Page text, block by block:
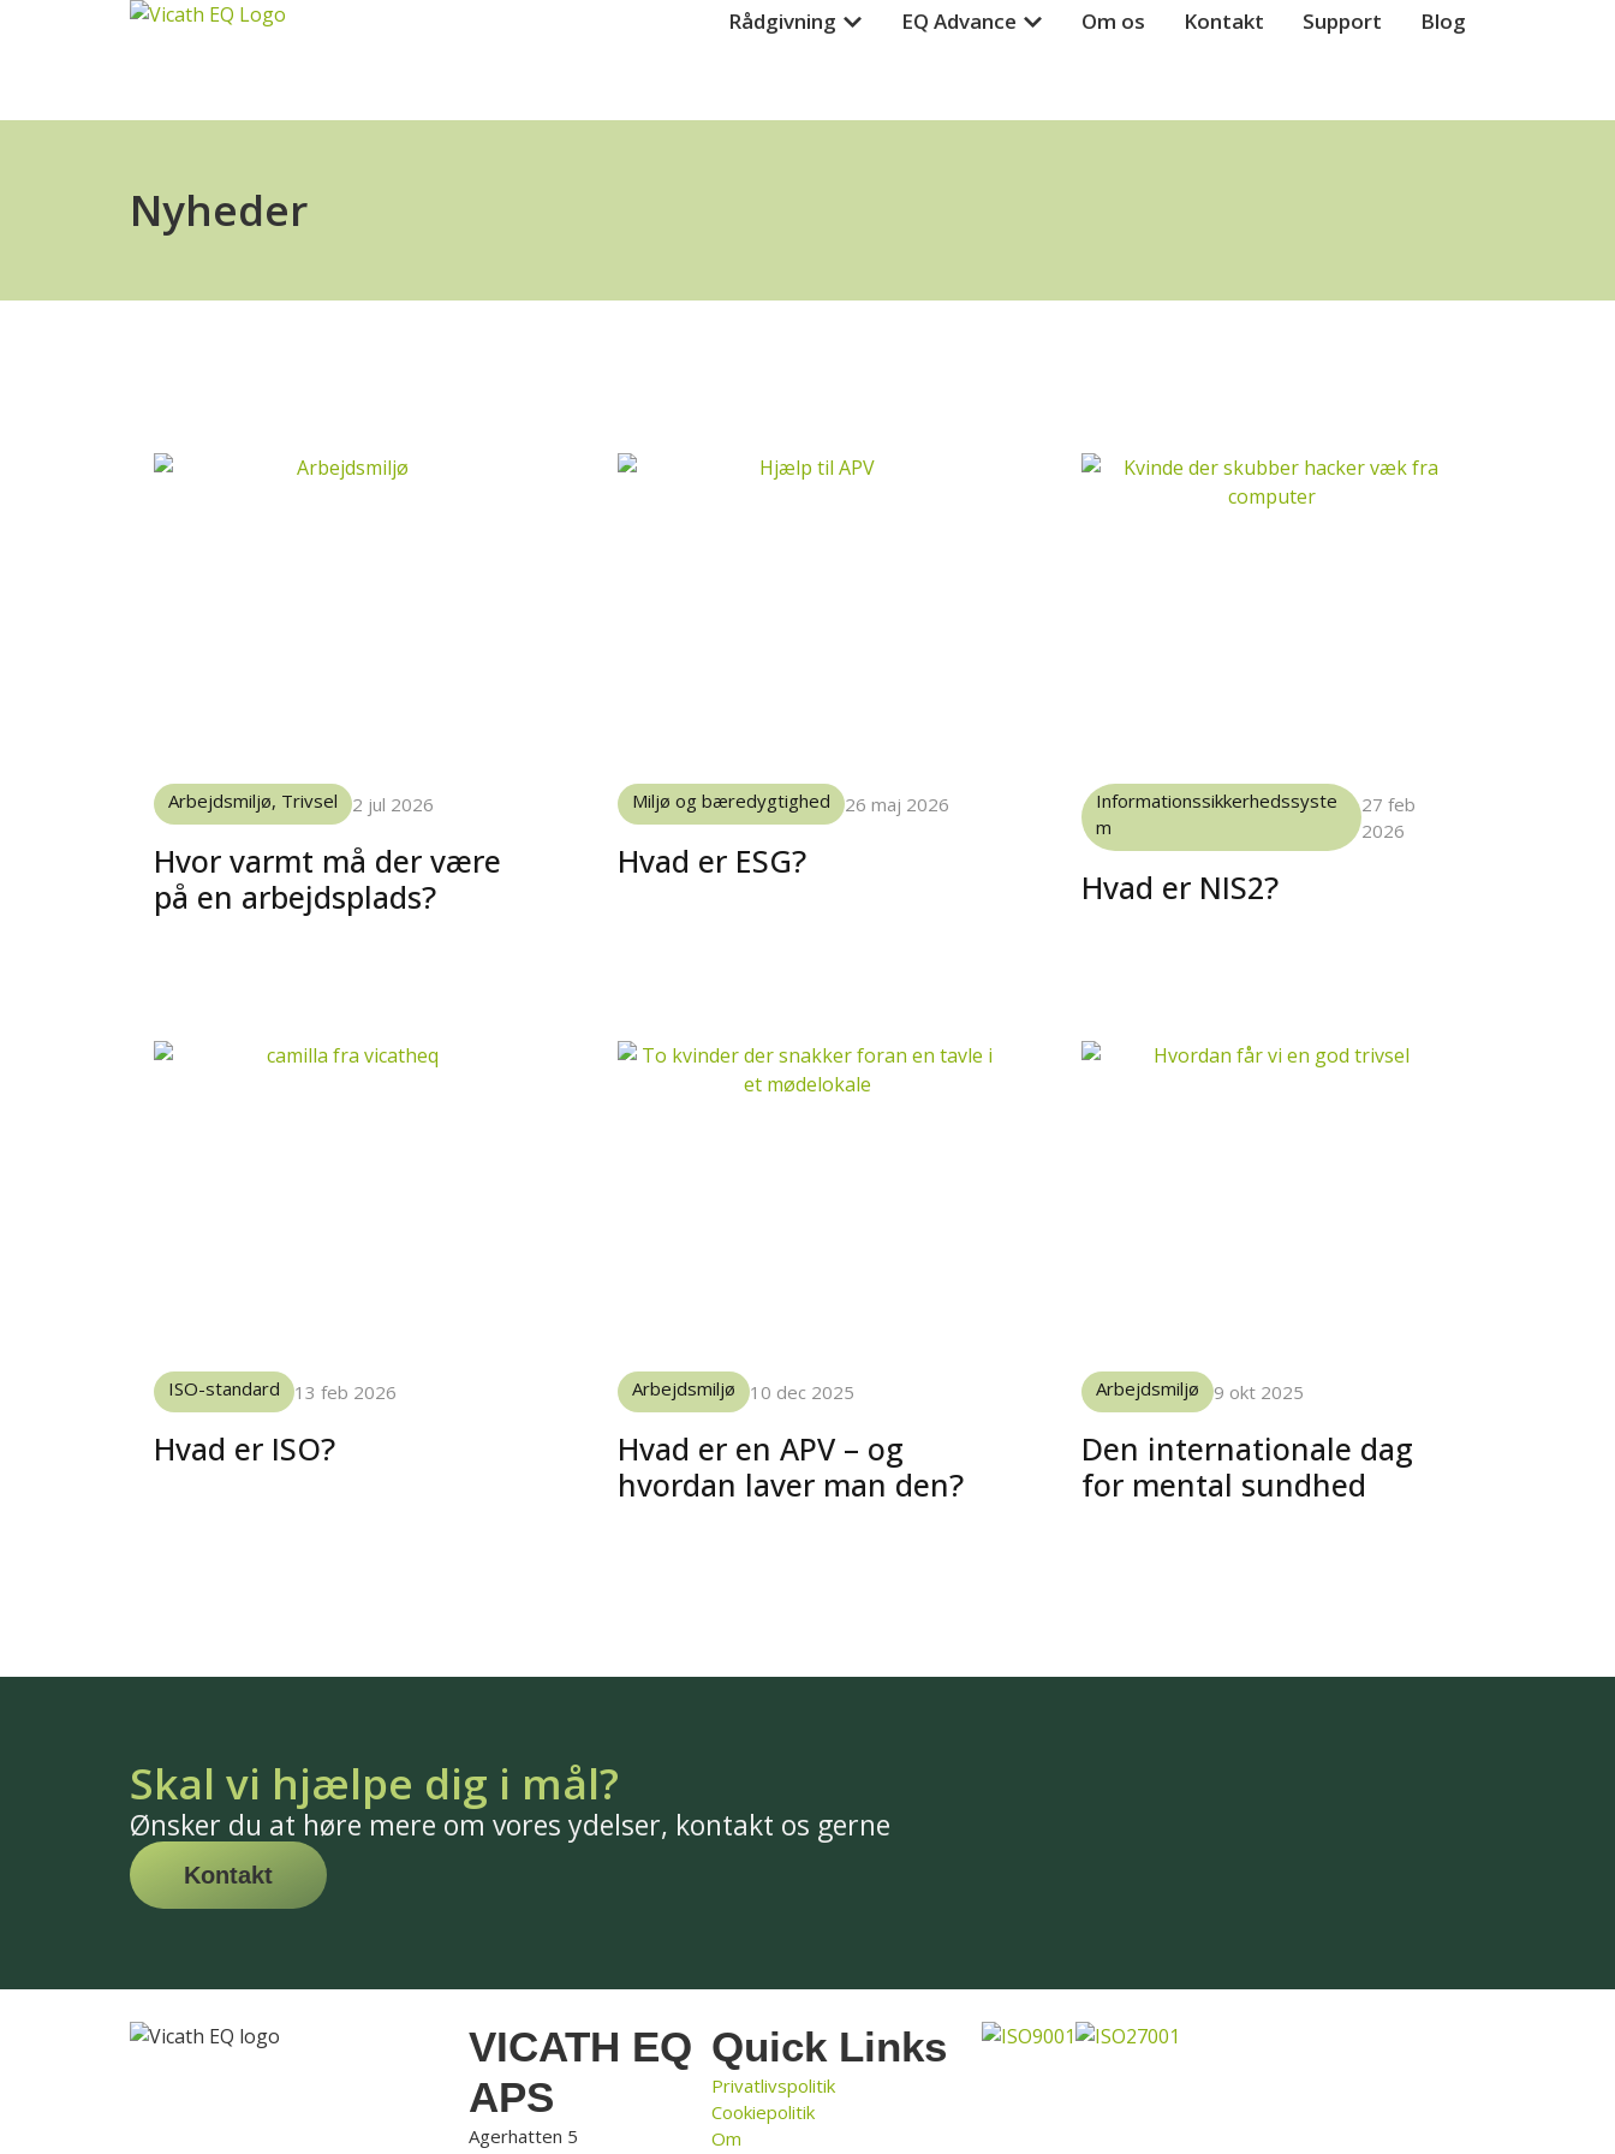
Rådgivning EQ Advance Om os Kontakt Support Blog
Nyheder
Arbejdsmiljø, Trivsel 2 jul 2026
Hvor varmt må der være
på en arbejdsplads?
Miljø og bæredygtighed 26 maj 2026
Hvad er ESG?
Informationssikkerhedssyste
m
27 feb
2026
Hvad er NIS2?
ISO-standard 13 feb 2026
Hvad er ISO?
Arbejdsmiljø 10 dec 2025
Hvad er en APV – og
hvordan laver man den?
Arbejdsmiljø 9 okt 2025
Den internationale dag
for mental sundhed
Skal vi hjælpe dig i mål?
Ønsker du at høre mere om vores ydelser, kontakt os gerne
Kontakt
VICATH EQ
APS
Agerhatten 5
Quick Links
Privatlivspolitik
Cookiepolitik
Om